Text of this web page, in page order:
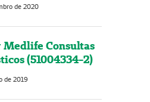
de 2020
Medlife Consultas
(51004334-2)
de 2019